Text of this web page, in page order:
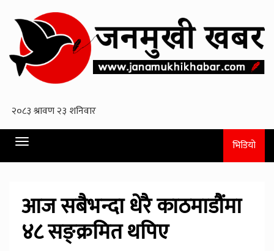
Toggle
navigation
भिडियो
आज सबैभन्दा धेरै काठमाडौंमा
४८ सङ्क्रमित थपिए